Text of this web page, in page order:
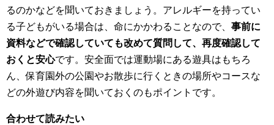
るのかなどを聞いておきましょう。アレルギーを持ってい
る子どもがいる場合は、命にかかわることなので、 事前に
資料などで確認していても改めて質問して、再度確認して
おくと安心です。安全面では運動場にある遊具はもちろ
ん、保育園外の公園やお散歩に行くときの場所やコースな
どの外遊び内容を聞いておくのもポイントです。
合わせて読みたい